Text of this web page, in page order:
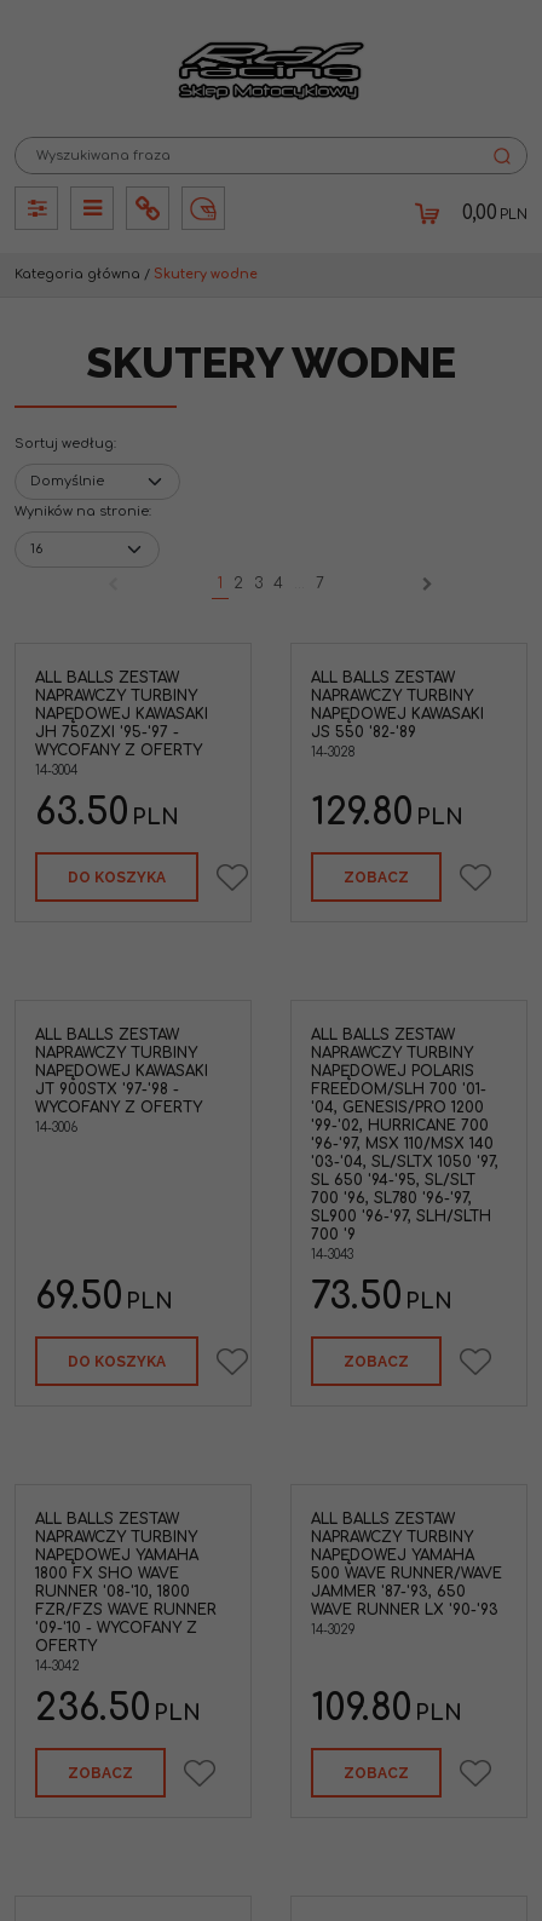
PanelPanelInfo Lang 0,00 PLN
Kategoria główna / Skutery wodne
SKUTERY WODNE
Sortuj według:
Wyników na stronie:
1 2 3 4 7
ALL BALLS ZESTAW
NAPRAWCZY TURBINY
NAPĘDOWEJ KAWASAKI
JH 750ZXI '95-'97 -
WYCOFANY Z OFERTY
14-3004
63.50 PLN
DO KOSZYKA
ALL BALLS ZESTAW
NAPRAWCZY TURBINY
NAPĘDOWEJ KAWASAKI
JS 550 '82-'89
14-3028
129.80 PLN
ZOBACZ
ALL BALLS ZESTAW
NAPRAWCZY TURBINY
NAPĘDOWEJ KAWASAKI
JT 900STX '97-'98 -
WYCOFANY Z OFERTY
14-3006
69.50 PLN
DO KOSZYKA
ALL BALLS ZESTAW
NAPRAWCZY TURBINY
NAPĘDOWEJ POLARIS
FREEDOM/SLH 700 '01-
'04, GENESIS/PRO 1200
'99-'02, HURRICANE 700
'96-'97, MSX 110/MSX 140
'03-'04, SL/SLTX 1050 '97,
SL 650 '94-'95, SL/SLT
700 '96, SL780 '96-'97,
SL900 '96-'97, SLH/SLTH
700 '9
14-3043
73.50 PLN
ZOBACZ
ALL BALLS ZESTAW
NAPRAWCZY TURBINY
NAPĘDOWEJ YAMAHA
1800 FX SHO WAVE
RUNNER '08-'10, 1800
FZR/FZS WAVE RUNNER
'09-'10 - WYCOFANY Z
OFERTY
14-3042
236.50 PLN
ZOBACZ
ALL BALLS ZESTAW
NAPRAWCZY TURBINY
NAPĘDOWEJ YAMAHA
500 WAVE RUNNER/WAVE
JAMMER '87-'93, 650
WAVE RUNNER LX '90-'93
14-3029
109.80 PLN
ZOBACZ